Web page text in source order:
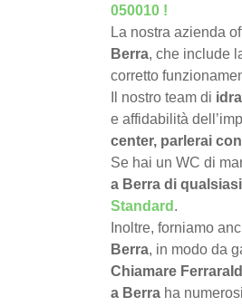
050010 !
La nostra azienda
Berra, che include
corretto
Il nostro team di
e affidabilità
center, parlerai
Se hai un WC di
a Berra di
Standard .
Inoltre, forniamo
Berra, in modo da
Chiamare
a Berra ha